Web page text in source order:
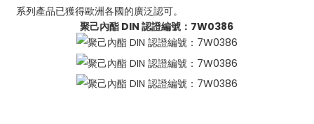
系列產品已獲得歐洲各國的廣泛認可。
聚己內酯 DIN 認證編號：7W0386